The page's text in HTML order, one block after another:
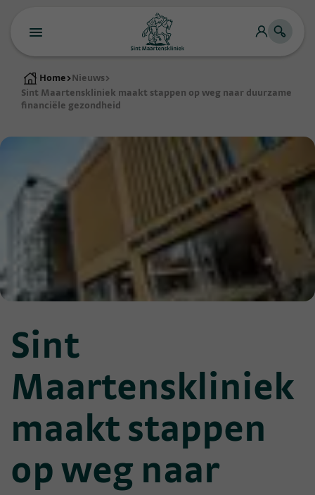
Home > Nieuws>
Sint Maartenskliniek maakt stappen op weg naar duurzame
financiële gezondheid
Sint
Maartenskliniek
maakt stappen
op weg naar